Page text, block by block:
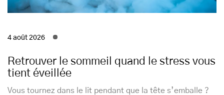
4 août 2026
Retrouver le sommeil quand le stress vous
tient éveillée
Vous tournez dans le lit pendant que la tête s’emballe ?